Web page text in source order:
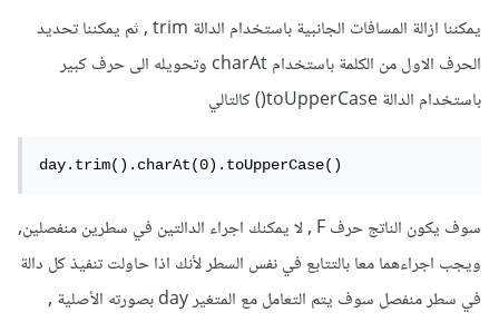
يمكننا ازالة المسافات الجانبية باستخدام الدالة trim , ثم يمكننا تحديد
الحرف الاول من الكلمة باستخدام charAt وتحويله الى حرف كبير
باستخدام الدالة toUpperCase() كالتالي
day.trim().charAt(0).toUpperCase()
سوف يكون الناتج حرف F , لا يمكنك اجراء الدالتين في سطرين منفصلين,
ويجب اجراءهما معا بالتتابع في نفس السطر لأنك اذا حاولت تنفيذ كل دالة
في سطر منفصل سوف يتم التعامل مع المتغير day بصورته الأصلية ,